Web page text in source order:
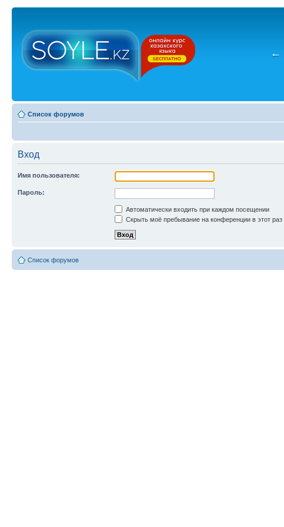
←
Список форумов
Вход
Имя пользователя:
Пароль:
Автоматически входить при каждом посещении
Скрыть моё пребывание на конференции в этот раз
Список форумов